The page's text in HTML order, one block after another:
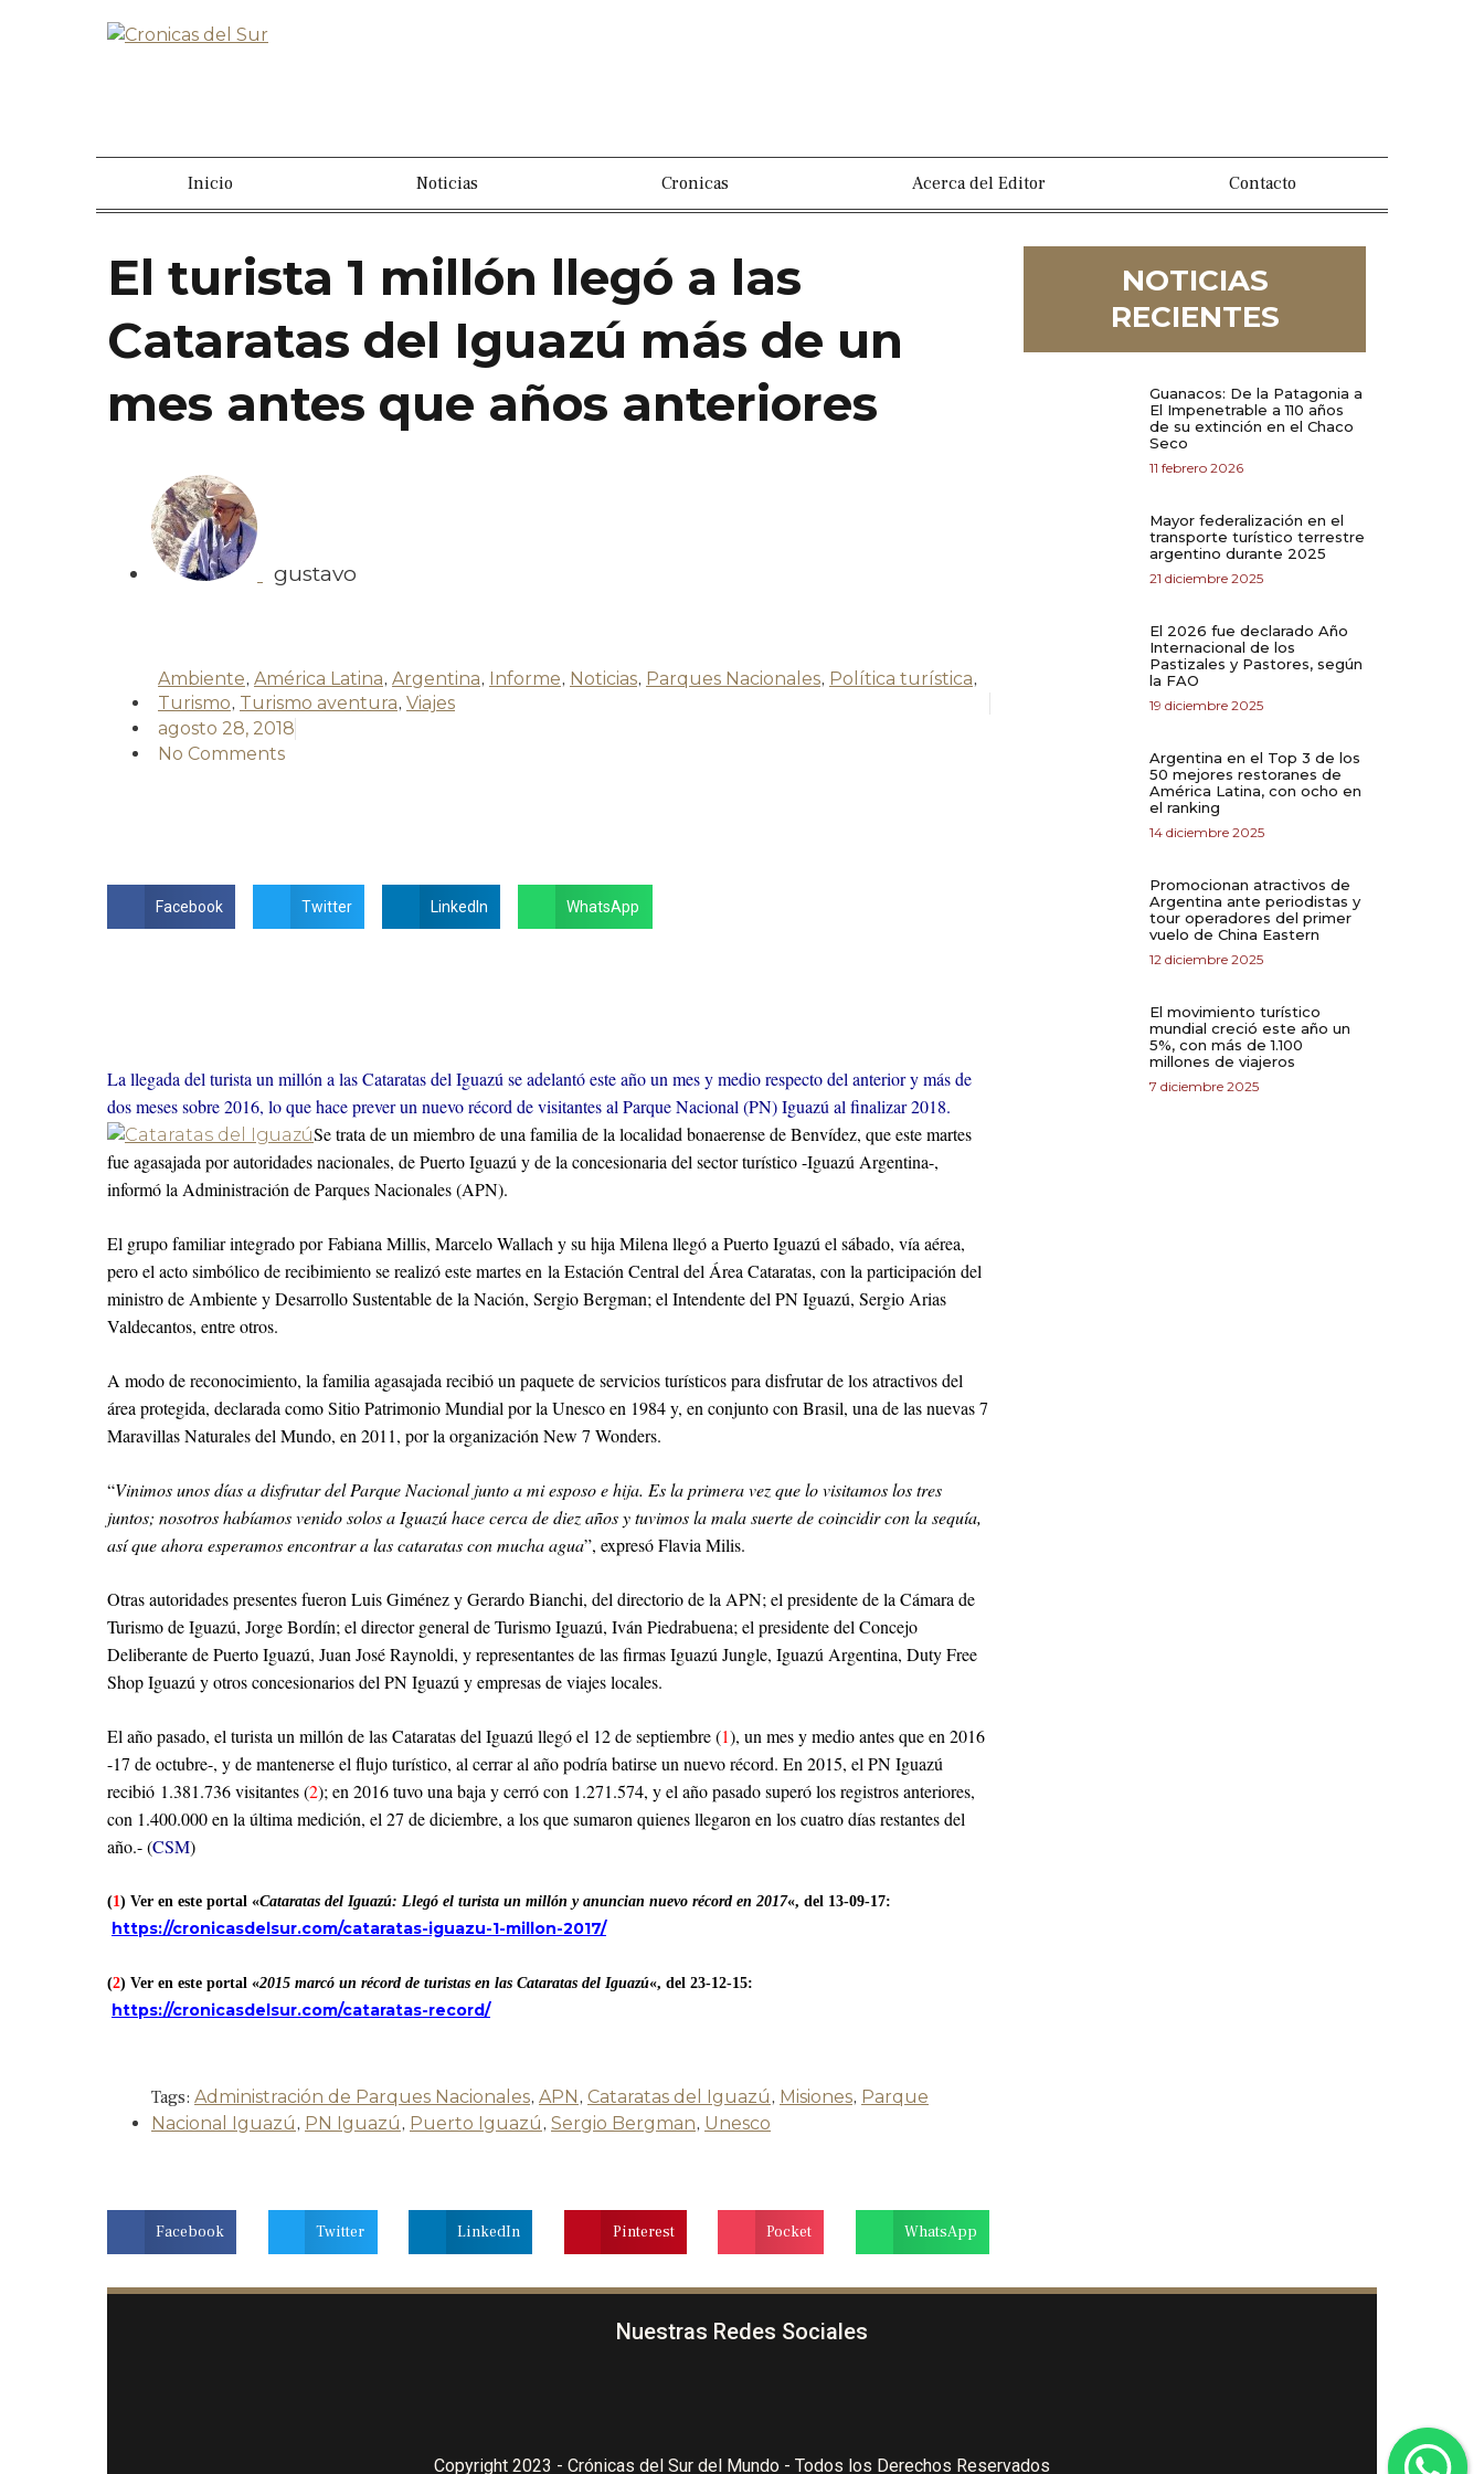
Inicio Noticias Cronicas Acerca del Editor Contacto
El turista 1 millón llegó a las
Cataratas del Iguazú más de un
mes antes que años anteriores
gustavo
Ambiente, América Latina, Argentina, Informe, Noticias, Parques Nacionales, Política turística,
Turismo, Turismo aventura, Viajes
agosto 28, 2018
No Comments
Facebook Twitter LinkedIn WhatsApp
La llegada del turista un millón a las Cataratas del Iguazú se adelantó este año un mes y medio respecto del anterior y más de
dos meses sobre 2016, lo que hace prever un nuevo récord de visitantes al Parque Nacional (PN) Iguazú al finalizar 2018.
Se trata de un miembro de una familia de la localidad bonaerense de Benvídez, que este martes
fue agasajada por autoridades nacionales, de Puerto Iguazú y de la concesionaria del sector turístico -Iguazú Argentina-,
informó la Administración de Parques Nacionales (APN).
El grupo familiar integrado por Fabiana Millis, Marcelo Wallach y su hija Milena llegó a Puerto Iguazú el sábado, vía aérea,
pero el acto simbólico de recibimiento se realizó este martes en la Estación Central del Área Cataratas, con la participación del
ministro de Ambiente y Desarrollo Sustentable de la Nación, Sergio Bergman; el Intendente del PN Iguazú, Sergio Arias
Valdecantos, entre otros.
A modo de reconocimiento, la familia agasajada recibió un paquete de servicios turísticos para disfrutar de los atractivos del
área protegida, declarada como Sitio Patrimonio Mundial por la Unesco en 1984 y, en conjunto con Brasil, una de las nuevas 7
Maravillas Naturales del Mundo, en 2011, por la organización New 7 Wonders.
“Vinimos unos días a disfrutar del Parque Nacional junto a mi esposo e hija. Es la primera vez que lo visitamos los tres
juntos; nosotros habíamos venido solos a Iguazú hace cerca de diez años y tuvimos la mala suerte de coincidir con la sequía,
así que ahora esperamos encontrar a las cataratas con mucha agua”, expresó Flavia Milis.
Otras autoridades presentes fueron Luis Giménez y Gerardo Bianchi, del directorio de la APN; el presidente de la Cámara de
Turismo de Iguazú, Jorge Bordín; el director general de Turismo Iguazú, Iván Piedrabuena; el presidente del Concejo
Deliberante de Puerto Iguazú, Juan José Raynoldi, y representantes de las firmas Iguazú Jungle, Iguazú Argentina, Duty Free
Shop Iguazú y otros concesionarios del PN Iguazú y empresas de viajes locales.
El año pasado, el turista un millón de las Cataratas del Iguazú llegó el 12 de septiembre (1), un mes y medio antes que en 2016
-17 de octubre-, y de mantenerse el flujo turístico, al cerrar al año podría batirse un nuevo récord. En 2015, el PN Iguazú
recibió 1.381.736 visitantes (2); en 2016 tuvo una baja y cerró con 1.271.574, y el año pasado superó los registros anteriores,
con 1.400.000 en la última medición, el 27 de diciembre, a los que sumaron quienes llegaron en los cuatro días restantes del
año.- (CSM)
(1) Ver en este portal «Cataratas del Iguazú: Llegó el turista un millón y anuncian nuevo récord en 2017«, del 13-09-17:
https://cronicasdelsur.com/cataratas-iguazu-1-millon-2017/
(2) Ver en este portal «2015 marcó un récord de turistas en las Cataratas del Iguazú«, del 23-12-15:
https://cronicasdelsur.com/cataratas-record/
Tags: Administración de Parques Nacionales, APN, Cataratas del Iguazú, Misiones, Parque
Nacional Iguazú, PN Iguazú, Puerto Iguazú, Sergio Bergman, Unesco
Facebook Twitter LinkedIn Pinterest Pocket WhatsApp
NOTICIAS
RECIENTES
Guanacos: De la Patagonia a
El Impenetrable a 110 años
de su extinción en el Chaco
Seco
11 febrero 2026
Mayor federalización en el
transporte turístico terrestre
argentino durante 2025
21 diciembre 2025
El 2026 fue declarado Año
Internacional de los
Pastizales y Pastores, según
la FAO
19 diciembre 2025
Argentina en el Top 3 de los
50 mejores restoranes de
América Latina, con ocho en
el ranking
14 diciembre 2025
Promocionan atractivos de
Argentina ante periodistas y
tour operadores del primer
vuelo de China Eastern
12 diciembre 2025
El movimiento turístico
mundial creció este año un
5%, con más de 1.100
millones de viajeros
7 diciembre 2025
Nuestras Redes Sociales
Copyright 2023 - Crónicas del Sur del Mundo - Todos los Derechos Reservados